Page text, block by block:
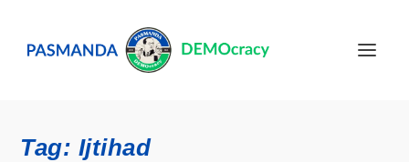
Tag: Ijtihad